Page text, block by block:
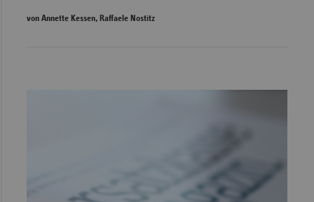
von Annette Kessen, Raffaele Nostitz